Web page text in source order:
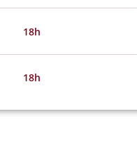
18h
18h